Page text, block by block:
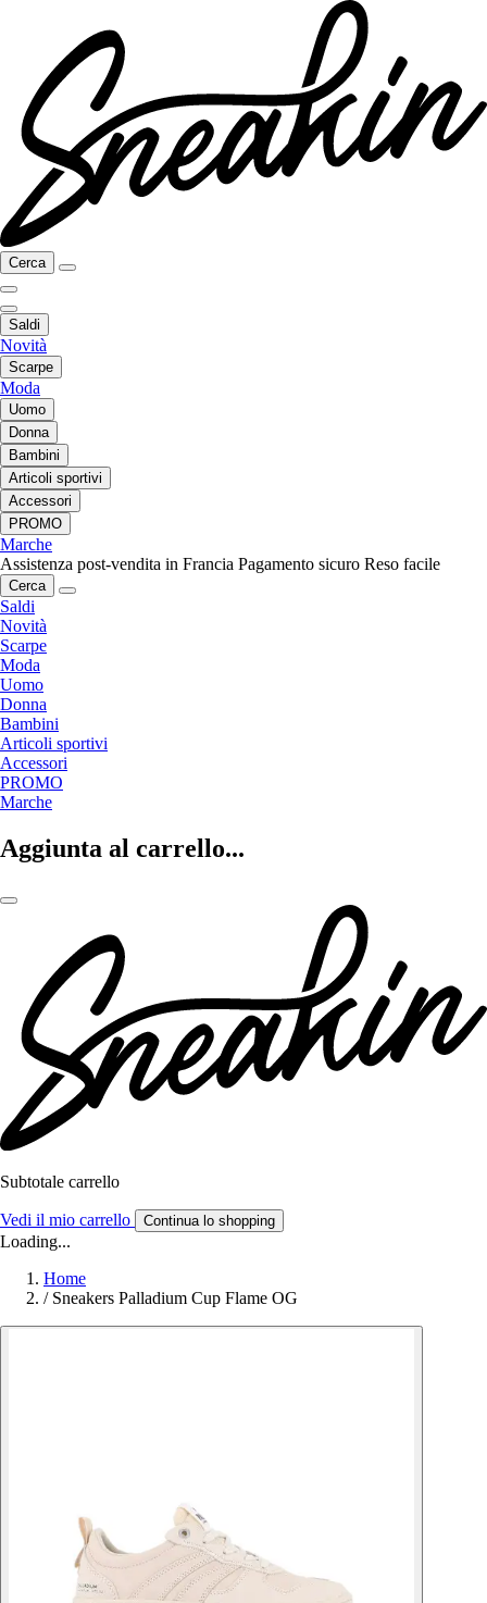
Cerca
Saldi
Novità
Scarpe
Moda
Uomo
Donna
Bambini
Articoli sportivi
Accessori
PROMO
Marche
Assistenza post-vendita in Francia Pagamento sicuro Reso facile
Cerca
Saldi
Novità
Scarpe
Moda
Uomo
Donna
Bambini
Articoli sportivi
Accessori
PROMO
Marche
Aggiunta al carrello...
Subtotale carrello
Vedi il mio carrello Continua lo shopping
Loading...
Home
/ Sneakers Palladium Cup Flame OG